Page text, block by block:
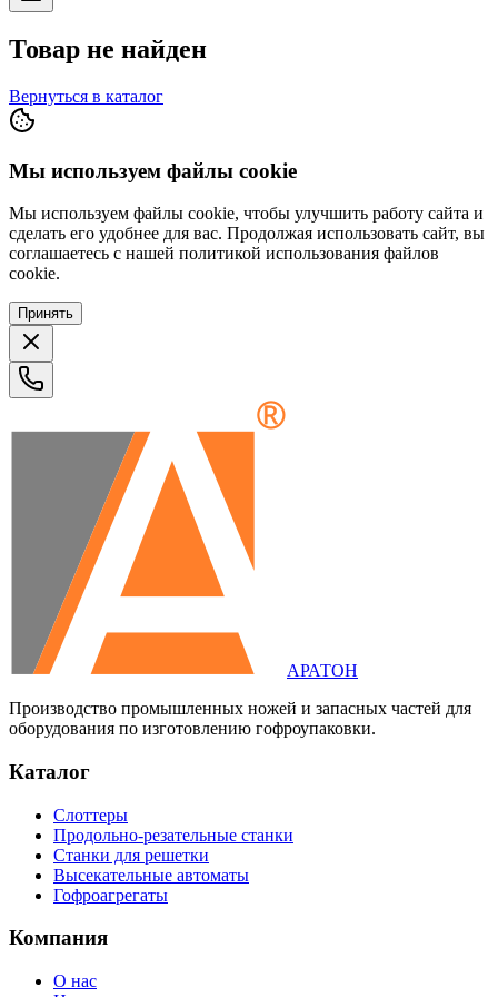
Товар не найден
Вернуться в каталог
Мы используем файлы cookie
Мы используем файлы cookie, чтобы улучшить работу сайта и
сделать его удобнее для вас. Продолжая использовать сайт, вы
соглашаетесь с нашей политикой использования файлов
cookie.
Принять
АРАТОН
Производство промышленных ножей и запасных частей для
оборудования по изготовлению гофроупаковки.
Каталог
Слоттеры
Продольно-резательные станки
Станки для решетки
Высекательные автоматы
Гофроагрегаты
Компания
О нас